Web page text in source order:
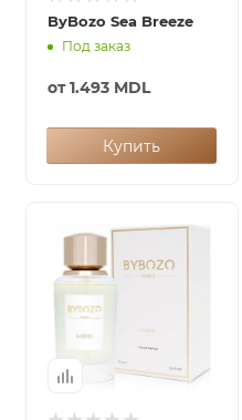
ByBozo Sea Breeze
Под заказ
от1.493 MDL
Купить